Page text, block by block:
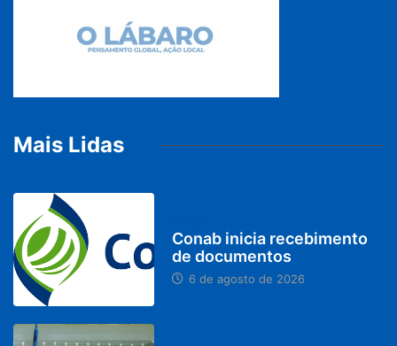
Mais Lidas
Conab inicia recebimento
de documentos
6 de agosto de 2026